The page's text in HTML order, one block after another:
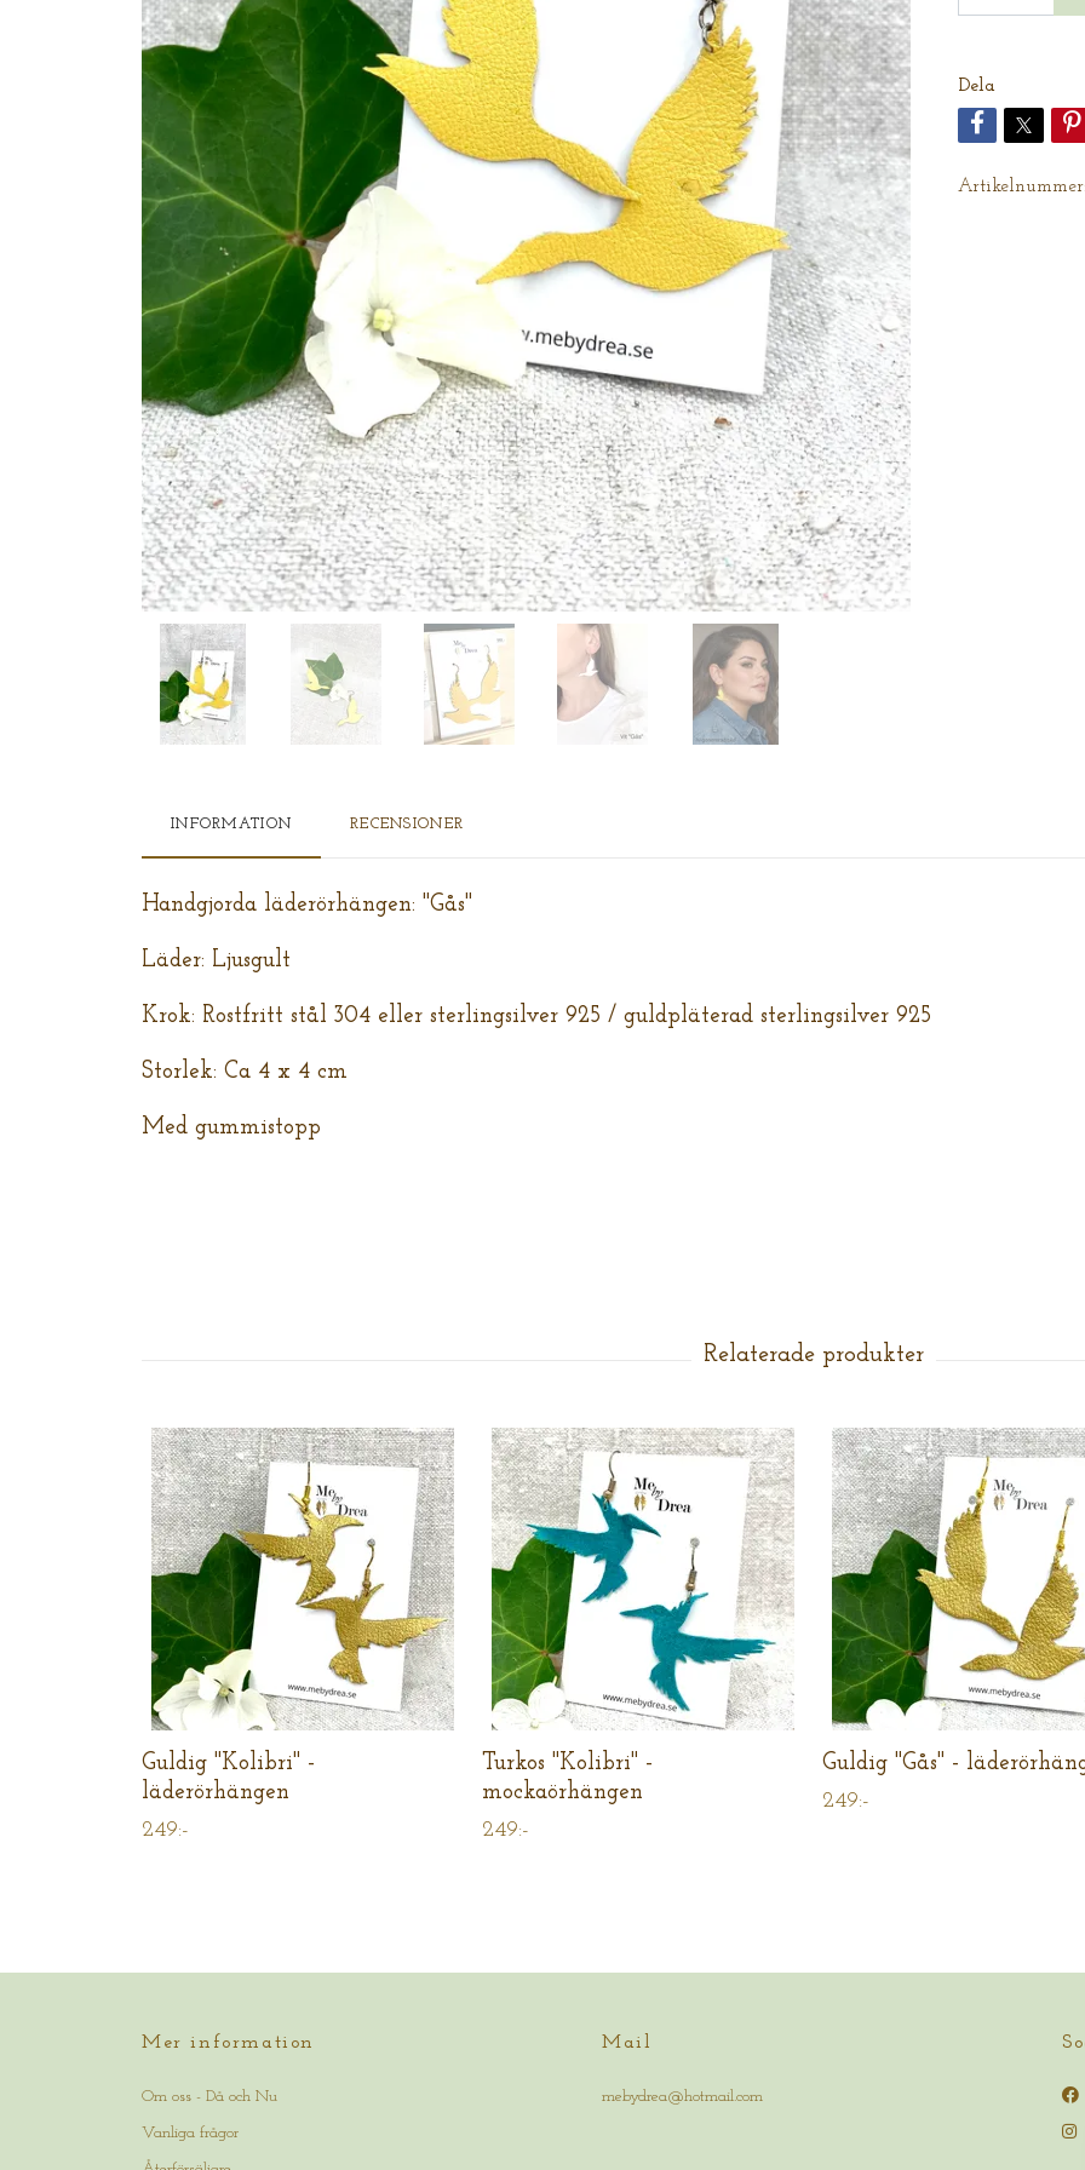
Dela
Artikelnummer:
INFORMATION RECENSIONER
Handgjorda läderörhängen: "Gås"
Läder: Ljusgult
Krok: Rostfritt stål 304 eller sterlingsilver 925 / guldpläterad sterlingsilver 925
Storlek: Ca 4 x 4 cm
Med gummistopp
Guldig "Kolibri" -
läderörhängen
249:-
Turkos "Kolibri" -
mockaörhängen
249:-
Guldig "Gås" -
249:-
Mer information
Om oss - Då och Nu
Vanliga frågor
Mail
mebydrea@hotmail.com